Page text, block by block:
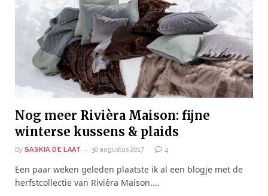
Nog meer Rivièra Maison: fijne
winterse kussens & plaids
By SASKIA DE LAAT 30 augustus 2017 4
Een paar weken geleden plaatste ik al een blogje met de
herfstcollectie van Rivièra Maison.…